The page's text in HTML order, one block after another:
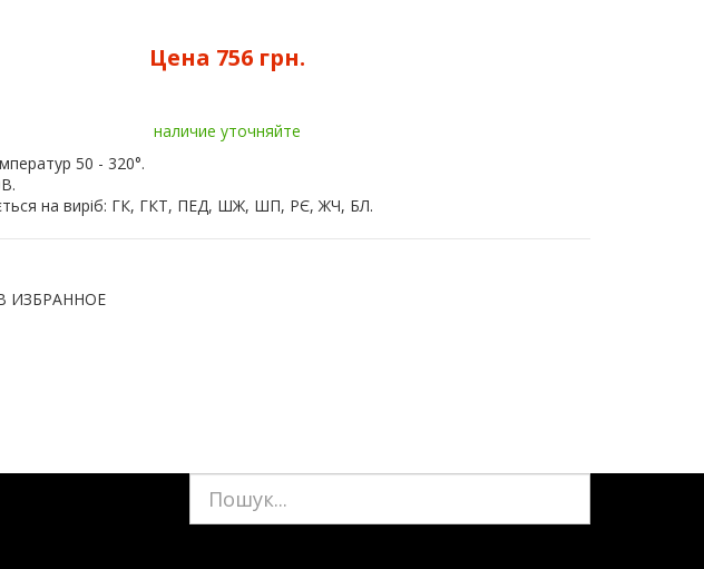
Цена 756 грн.
наличие уточняйте
50 - 320°.
на виріб: ГК, ГКТ, ПЕД, ШЖ, ШП, РЄ, ЖЧ, БЛ.
ИЗБРАННОЕ